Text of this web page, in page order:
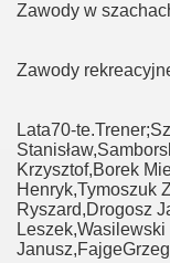
Zawody w
Zawody
Lata70-
Krzysztof,Borek
Henryk,Tymoszuk
Ryszard,Drogosz
Leszek,Wasilewski